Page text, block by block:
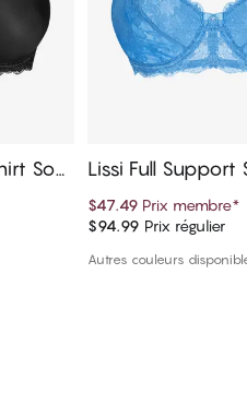
Sout
Ajouter au
Lissi Full Support
$47.49 Prix membre*
$94.99 Prix régulier
Autres couleurs